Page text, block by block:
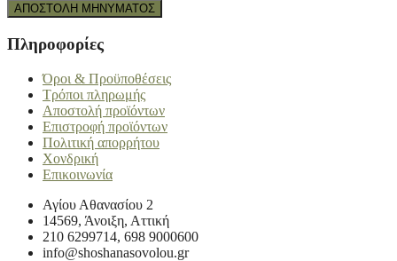
Πληροφορίες
Όροι & Προϋποθέσεις
Τρόποι πληρωμής
Αποστολή προϊόντων
Επιστροφή προϊόντων
Πολιτική απορρήτου
Χονδρική
Επικοινωνία
Αγίου Αθανασίου 2
14569, Άνοιξη, Αττική
210 6299714, 698 9000600
info@shoshanasovolou.gr